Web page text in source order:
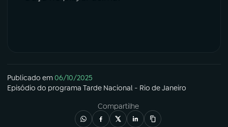
Publicado em06/10/2025
Episódio do programa Tarde Nacional - Rio de Janeiro
Compartilhe